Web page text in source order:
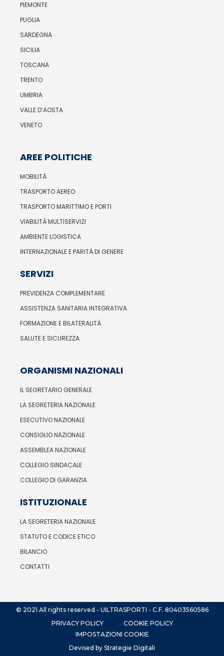
PIEMONTE
PUGLIA
SARDEGNA
SICILIA
TOSCANA
TRENTO
UMBRIA
VALLE D’AOSTA
VENETO
AREE POLITICHE
MOBILITÀ
TRASPORTO AEREO
TRASPORTO MARITTIMO E PORTI
VIABILITÀ MULTISERVIZI
AMBIENTE LOGISTICA
INTERNAZIONALE E PARITÀ DI GENERE
SERVIZI
PREVIDENZA COMPLEMENTARE
ASSISTENZA SANITARIA INTEGRATIVA
FORMAZIONE E BILATERALITÀ
SALUTE E SICUREZZA
ORGANISMI NAZIONALI
IL SEGRETARIO GENERALE
LA SEGRETERIA NAZIONALE
ESECUTIVO NAZIONALE
CONSIGLIO NAZIONALE
ASSEMBLEA NAZIONALE
COLLEGIO SINDACALE
COLLEGIO DI GARANZIA
ISTITUZIONALE
LA SEGRETERIA NAZIONALE
STATUTO E CODICE ETICO
BILANCIO
CONTATTI
© 2021 All rights reserved - UILTRASPORTI - C.F. 80403560586
PRIVACY POLICY
COOKIE POLICY
IMPOSTAZIONI COOKIE
Devised by Strategie Digitali